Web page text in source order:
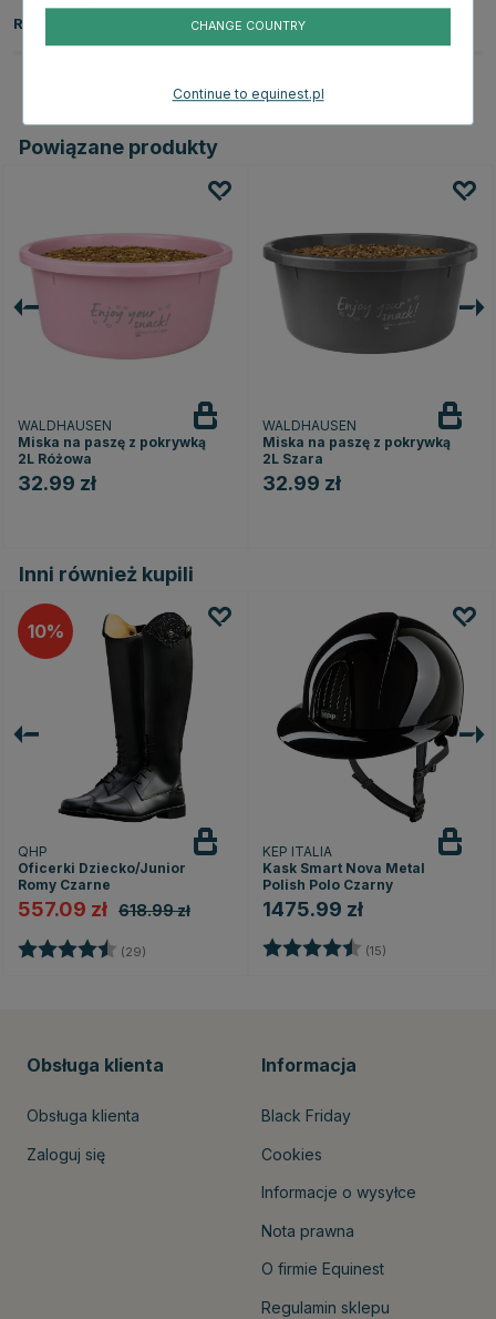
Recenzje
Powiązane produkty
WALDHAUSEN
Miska na paszę z pokrywką
2L Różowa
32.99 zł
WALDHAUSEN
Miska na paszę z pokrywką
2L Szara
32.99 zł
Inni również kupili
10
QHP
Oficerki Dziecko/Junior
Romy Czarne
557.09 zł 618.99 zł
Ocena: (29) 4.5 na 5 gwiazdek
KEP ITALIA
Kask Smart Nova Metal
Polish Polo Czarny
1475.99 zł
Ocena: (15)
Obsługa klienta
Obsługa klienta
Zaloguj się
Informacja
Black Friday
Cookies
Informacje o wysyłce
Nota prawna
O firmie Equinest
Regulamin sklepu
CHANGE COUNTRY
Continue to equinest.pl